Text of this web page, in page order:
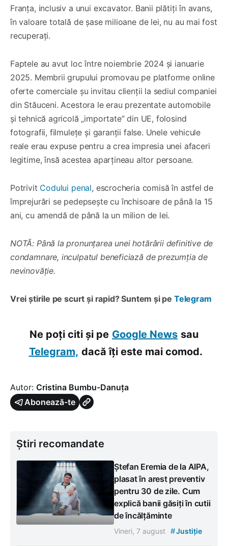
Franța, inclusiv a unui excavator. Banii plătiți în avans,
în valoare totală de șase milioane de lei, nu au mai fost
recuperați.
Faptele au avut loc între noiembrie 2024 și ianuarie
2025. Membrii grupului promovau pe platforme online
oferte comerciale șu invitau clienții la sediul companiei
din Stăuceni. Acestora le erau prezentate automobile
și tehnică agricolă „importate” din UE, folosind
fotografii, filmulețe și garanții false. Unele vehicule
reale erau expuse pentru a crea impresia unei afaceri
legitime, însă acestea aparțineau altor persoane.
Potrivit Codului penal, escrocheria comisă în astfel de
împrejurări se pedepsește cu închisoare de până la 15
ani, cu amendă de până la un milion de lei.
NOTĂ: Până la pronunțarea unei hotărârii definitive de
condamnare, inculpatul beneficiază de prezumția de
nevinovăție.
Vrei știrile pe scurt și rapid? Suntem și pe Telegram
Ne poți citi și pe Google News sau
Telegram, dacă îți este mai comod.
Autor: Cristina Bumbu-Danuța
Abonează-te
Știri recomandate
Ștefan Eremia de la AIPA,
plasat în arest preventiv
pentru 30 de zile. Cum
explică banii găsiți în cutii
de încălțăminte
Vineri, 7 august #Justiție